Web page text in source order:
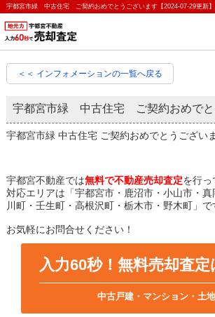
＜＜ インフォメーションの一覧へ戻る
宇都宮市緑 中古住宅 ご契約おめでと
宇都宮市緑 中古住宅 ご契約おめでとうござい
宇都宮不動産では無料で不動産売却査定を行っ
対応エリアは「宇都宮市・鹿沼市・小山市・
川町・壬生町・高根沢町・栃木市・野木町」で
お気軽にお問合せください！
入力60秒！無料売却査
中古戸建・マンション・土